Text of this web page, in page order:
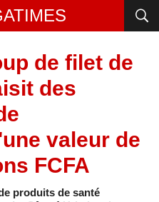
de filet de
des
valeur de
FCFA
produits de santé